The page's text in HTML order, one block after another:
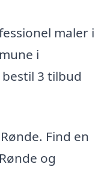
maler i
i
3 tilbud
Find en
og